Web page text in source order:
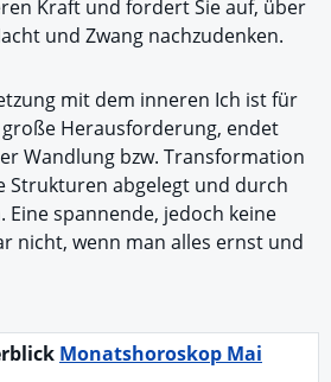
Kraft und fordert Sie auf, über
und Zwang nachzudenken.
mit dem inneren Ich ist für
Herausforderung, endet
Wandlung bzw. Transformation
Strukturen abgelegt und durch
Eine spannende, jedoch keine
nicht, wenn man alles ernst und
Monatshoroskop Mai